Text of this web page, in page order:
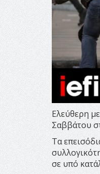
Ελεύθερη
Σαββάτου
Τα
σε υπό